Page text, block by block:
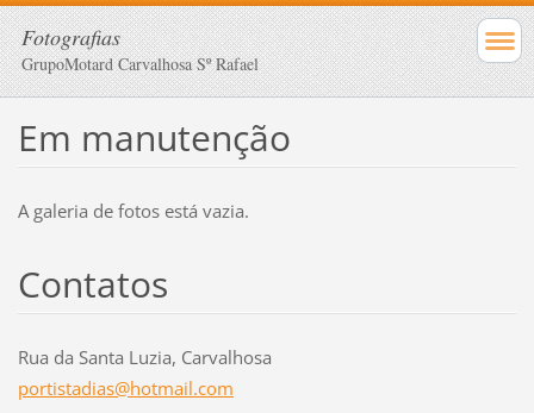
Fotografias
GrupoMotard Carvalhosa Sº Rafael
Em manutenção
A galeria de fotos está vazia.
Contatos
Rua da Santa Luzia, Carvalhosa
portistadias@hotmail.com